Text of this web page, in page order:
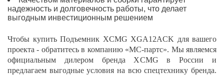
надежность и долговечность работы, что делает
выгодным инвестиционным решением
Чтобы купить Подъемник XCMG XGA12ACK для вашего
проекта - обратитесь в компанию «МС-партс». Мы являемся
официальным дилером бренда XCMG в России и
предлагаем выгодные условия на всю спецтехнику бренда.